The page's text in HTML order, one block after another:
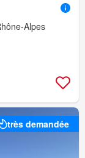
Alpes
très demandée